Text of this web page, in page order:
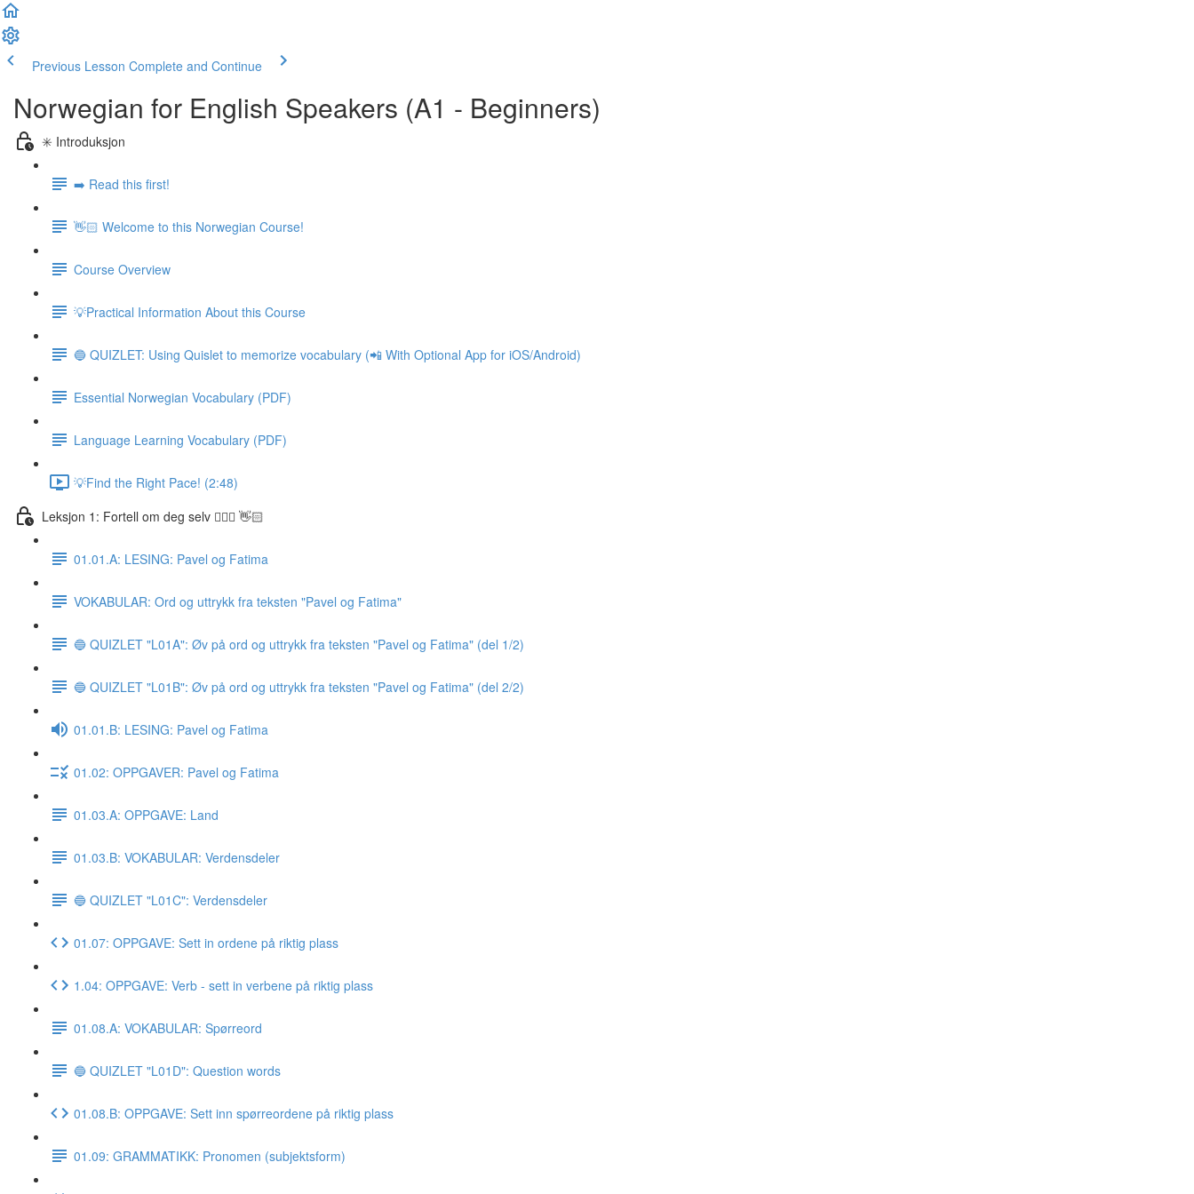
Previous Lesson Complete and Continue
Norwegian for English Speakers (A1 - Beginners)
✳️ Introduksjon
➡️ Read this first!
👋🏻 Welcome to this Norwegian Course!
Course Overview
💡Practical Information About this Course
🔵 QUIZLET: Using Quislet to memorize vocabulary (📲 With Optional App for iOS/Android)
Essential Norwegian Vocabulary (PDF)
Language Learning Vocabulary (PDF)
💡Find the Right Pace! (2:48)
Leksjon 1: Fortell om deg selv 🙋🏽‍♀️ 👋🏻
01.01.A: LESING: Pavel og Fatima
VOKABULAR: Ord og uttrykk fra teksten "Pavel og Fatima"
🔵 QUIZLET "L01A": Øv på ord og uttrykk fra teksten "Pavel og Fatima" (del 1/2)
🔵 QUIZLET "L01B": Øv på ord og uttrykk fra teksten "Pavel og Fatima" (del 2/2)
01.01.B: LESING: Pavel og Fatima
01.02: OPPGAVER: Pavel og Fatima
01.03.A: OPPGAVE: Land
01.03.B: VOKABULAR: Verdensdeler
🔵 QUIZLET "L01C": Verdensdeler
01.07: OPPGAVE: Sett in ordene på riktig plass
1.04: OPPGAVE: Verb - sett in verbene på riktig plass
01.08.A: VOKABULAR: Spørreord
🔵 QUIZLET "L01D": Question words
01.08.B: OPPGAVE: Sett inn spørreordene på riktig plass
01.09: GRAMMATIKK: Pronomen (subjektsform)